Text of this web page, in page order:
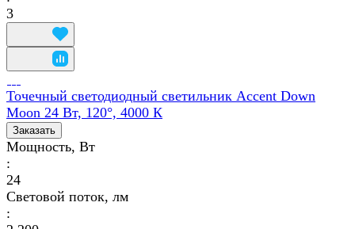
3
Точечный светодиодный светильник Accent Down
Moon 24 Вт, 120°, 4000 К
Заказать
Мощность, Вт
:
24
Световой поток, лм
: